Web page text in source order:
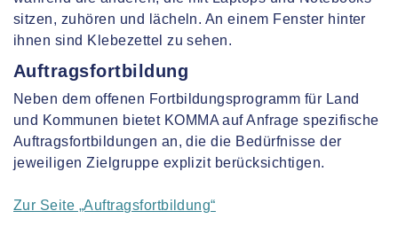
Auftragsfortbildung
Neben dem offenen Fortbildungsprogramm für Land
und Kommunen bietet KOMMA auf Anfrage spezifische
Auftragsfortbildungen an, die die Bedürfnisse der
jeweiligen Zielgruppe explizit berücksichtigen.
Zur Seite „Auftragsfortbildung“